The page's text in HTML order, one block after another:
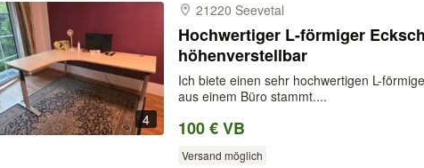
4
21220 Seevetal
Hochwertiger L-förmiger
höhenverstellbar
Ich biete einen sehr hochwertigen L-
aus einem Büro stammt....
100 € VB
Versand möglich